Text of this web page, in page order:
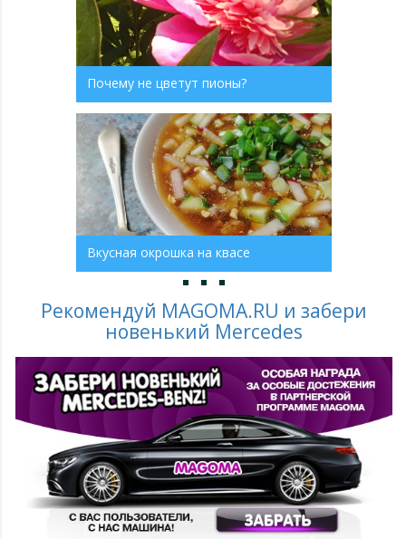
Почему не цветут пионы?
Вкусная окрошка на квасе
Рекомендуй MAGOMA.RU и забери
новенький Mercedes